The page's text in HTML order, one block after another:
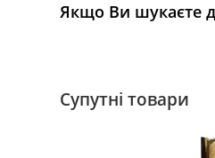
Якщо Ви шукаєте
Супутні товари